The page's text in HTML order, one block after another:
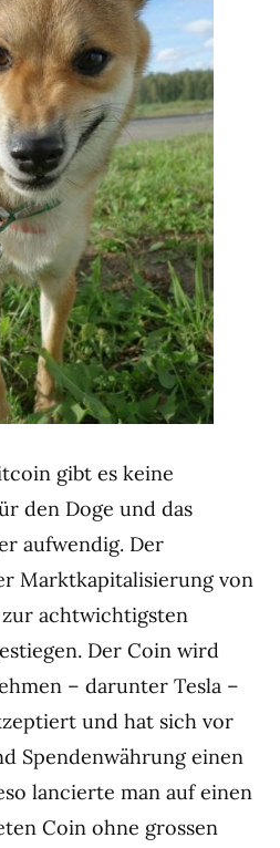
gibt es keine
den Doge und das
aufwendig. Der
Marktkapitalisierung von
achtwichtigsten
Der Coin wird
– darunter Tesla –
und hat sich vor
Spendenwährung einen
lancierte man auf einen
Coin ohne grossen